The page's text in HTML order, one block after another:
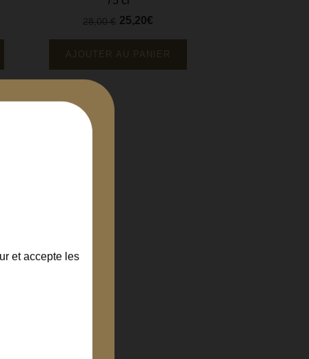
Prix
de
base
28,00 € Prix
25,20€
AJOUTER AU PANIER
et accepte les